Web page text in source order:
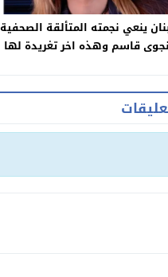
ينعي نجمته المتألقة الصحفية
نجوى قاسم وهذه اخر تغريدة لها